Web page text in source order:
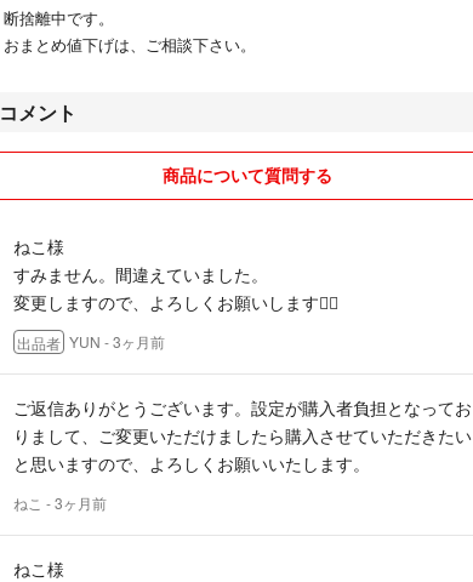
断捨離中です。
おまとめ値下げは、ご相談下さい。
コメント
商品について質問する
ねこ様
すみません。間違えていました。
変更しますので、よろしくお願いします🙇‍♀️
出品者 YUN - 3ヶ月前
ご返信ありがとうございます。設定が購入者負担となってお
りまして、ご変更いただけましたら購入させていただきたい
と思いますので、よろしくお願いいたします。
ねこ - 3ヶ月前
ねこ様